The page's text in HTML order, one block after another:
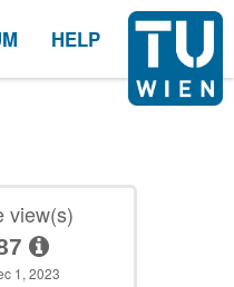
HELP
view(s)
1, 2023